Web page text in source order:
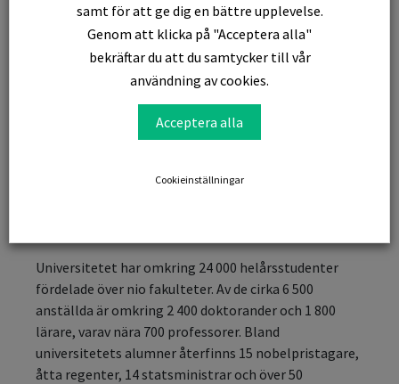
Om Uppsala
Universitet
Uppsala universitet är Sveriges första universitet,
forskning och utbildning av högsta kvalitet och
Universitetet har omkring 24 000 helårsstudenter
fördelade över nio fakulteter. Av de cirka 6 500
anställda är omkring 2 400 doktorander och 1 800
lärare, varav nära 700 professorer. Bland
universitetets alumner återfinns 15 nobelpristagare,
åtta regenter, 14 statsministrar och över 50
samt för att ge dig en bättre upplevelse.
Genom att klicka på "Acceptera alla"
bekräftar du att du samtycker till vår
användning av cookies.
Acceptera alla
Cookieinställningar